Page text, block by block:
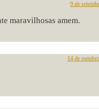
9 de
maravilhosas amem.
14 de